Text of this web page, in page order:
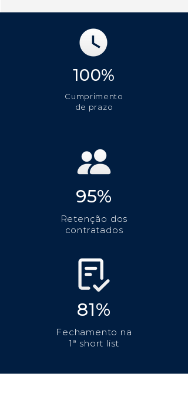
100%
Cumprimento
de prazo
95%
Retenção dos
contratados
81%
Fechamento na
1ª short list